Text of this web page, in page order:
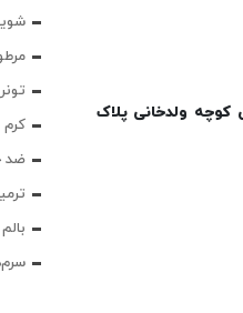
کوچه ولدخانی پلاک
ضد